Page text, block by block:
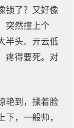
锁了？又好像
突然撞上个
半头。亓云低
疼得要死。对
艳到，揉着脸
，一般帅，